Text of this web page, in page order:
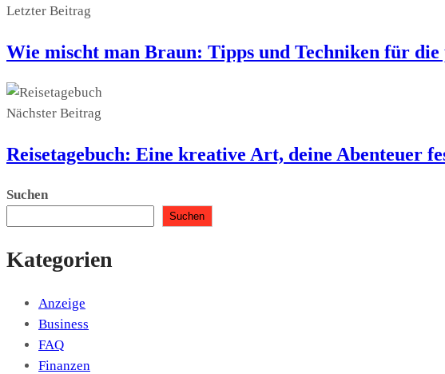
Letzter Beitrag
Wie mischt man Braun: Tipps und Techniken für
Nächster Beitrag
Reisetagebuch: Eine kreative Art, deine Abenteuer
Suchen
Suchen
Kategorien
Anzeige
Business
FAQ
Finanzen